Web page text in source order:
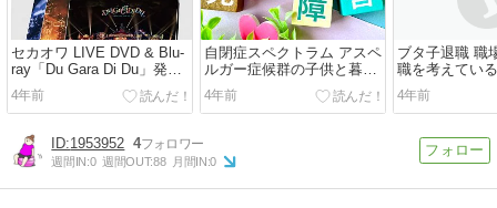
セカオワ LIVE DVD & Blu-
ray「Du Gara Di Du」発売
SEKAI NO OWARI ドゥガ
ラディドゥ
4年前
自閉症スペクトラム アスペ
ルガー症候群の子供と暮ら
すということ
4年前
ブタ子退職 職
職を考えてい
にしておくこ
4年前
1953952 4
週間IN:0 週間OUT:88 月間IN:0